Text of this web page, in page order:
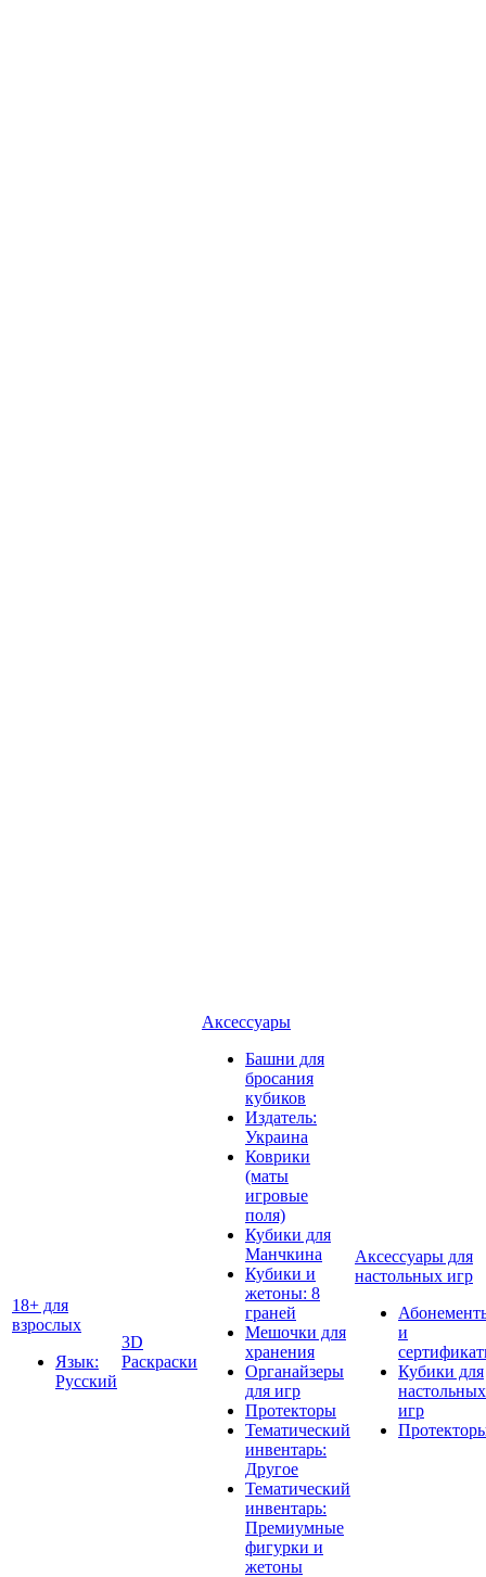
18+ для
взрослых
Язык:
Русский
3D
Раскраски
Аксессуары
Башни для
бросания
кубиков
Издатель:
Украина
Коврики
(маты
игровые
поля)
Кубики для
Манчкина
Кубики и
жетоны: 8
граней
Мешочки для
хранения
Органайзеры
для игр
Протекторы
Тематический
инвентарь:
Другое
Тематический
инвентарь:
Премиумные
фигурки и
жетоны
Аксессуары для
настольных игр
и
Кубики для
настольных
игр